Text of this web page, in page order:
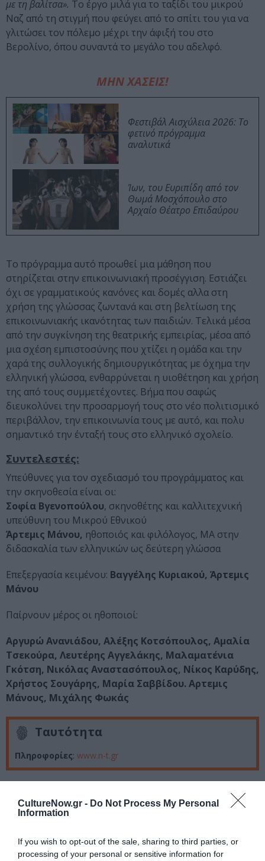
CultureNow.gr - Do Not Process My Personal
Information
If you wish to opt-out of the sale, sharing to third parties, or
processing of your personal or sensitive information for
με τη βαλίτσα». Το έργο μιλά για το ταξίδι του μικρού
Ναζ από τη στιγμή που φεύγει από το σπίτι του για να
γλιτώσει τον πόλεμο μέχρι την άφιξή του στο
Βερολίνο, όπου συναντά το μεγάλο του αδελφό.
ΜΗΝ ΧΑΣΕΙΣ!
Φεστιβάλ Αισχύλεια 2026: Το
φετινό πρόγραμμα
αναλυτικά
Ίων, του Ευριπίδη από τον
Θωμά Μοσχόπουλο στο
Αρχαίο Θέατρο Επιδαύρου
Το πρόγραμμα αυτό προωθεί μια μάθηση που
στηρίζεται στην επικοινωνιακή προσέγγιση. Εστιάζει
όχι σε γραμματικούς κανόνες και δομές αλλα στη
χρήση της γλώσσας ζωντανά και στη βελτίωση της
επικοινωνιακής ικανότητας των παιδιών. Τελικά μέσα
από την συγκίνηση της θεατρικής εμπειρίας, μέσα από
μια σχέση εμπιστοσύνης που χτίζει η ομάδα και την
χαρά της συλλογικής δημιουργικότητας με όχημα την
ελληνική γλώσσα, ενθαρρύνεται η υιοθέτηση και χρήση
της από τους συμμετέχοντες. Βήμα που σαφώς
διευκολύνει την προσαρμογή τους στο νέο πολιτισμικό
περιβάλλον, την επικοινωνία τους με αυτό, και πολυ
σημαντικό την ένταξή τους στο ελληνικό σχολείο.
Συντελεστές:
Υπεύθυνες για τον σχεδιασμό του προγράμματος και
την σκηνοθεσία είναι οι:
Σοφία Βγενοπούλου, σκηνοθέτης και καλλιτεχνική
υπεύθυνη του Μικρού Εθνικού
Άρτεμις Μάνου, ηθοποιός και φιλόλογος, ΜΑ στην
διδασκαλία των ελληνικών ως δεύτερη γλώσσα
Επεξεργασία κειμένου: Βαγγέλης Κυριακού, Άρτεμις
Μάνoυ
Παίρνουν μέρος οι ηθοποιοί:
Αργυρώ Ανανιάδου, Αλέξης Κοτσόπουλος, Αμαλία
Τσεκούρα, Λευτέρης Αγγελάκης, Μαλαματένια
Γκότση, Νικόλας Αναστασόπουλος, Νίκος Καρύδης,
Χρήστος Σουγάρης, Μαρία Σαββίδου. Αρτεμις
Μάνους, Μιχάλης Φωκάς
Ταυτότητα
Πληροφορίες: www.n-t.gr
μάθετε πρώτοι όλες τις ειδήσεις
Πολιτισμό στοCulturenow.gr